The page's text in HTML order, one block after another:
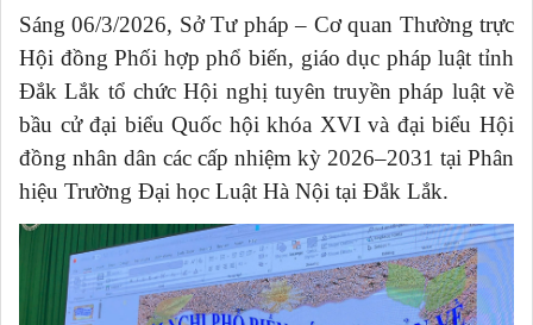
Sáng 06/3/2026, Sở Tư pháp – Cơ quan Thường trực
Hội đồng Phối hợp phổ biến, giáo dục pháp luật tỉnh
Đắk Lắk tổ chức Hội nghị tuyên truyền pháp luật về
bầu cử đại biểu Quốc hội khóa XVI và đại biểu Hội
đồng nhân dân các cấp nhiệm kỳ 2026–2031 tại Phân
hiệu Trường Đại học Luật Hà Nội tại Đắk Lắk.